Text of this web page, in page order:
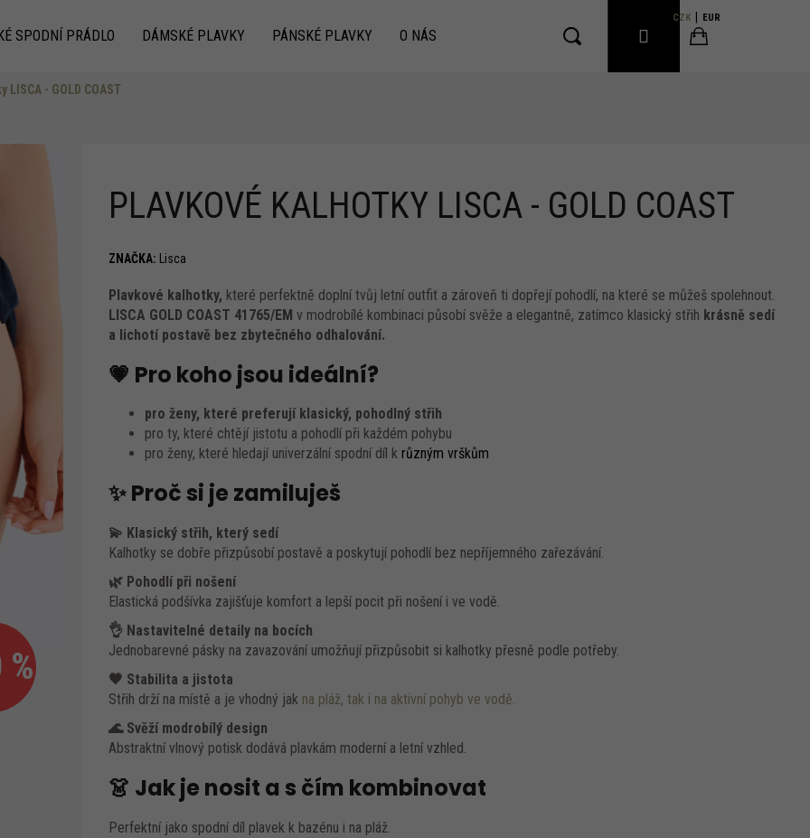
SPODNÍ PRÁDLO DÁMSKÉ PLAVKY PÁNSKÉ PLAVKY O NÁS
CZK EUR
PŘIHLÁŠENÍ
- GOLD COAST
PLAVKOVÉ KALHOTKY LISCA - GOLD COAST
ZNAČKA: Lisca
Plavkové kalhotky, které perfektně doplní tvůj letní outfit a zároveň ti dopřejí pohodlí, na které se můžeš spolehnout.
LISCA GOLD COAST 41765/EM v modrobílé kombinaci působí svěže a elegantně, zatímco klasický střih krásně sedí
a lichotí postavě bez zbytečného odhalování.
💗 Pro koho jsou ideální?
pro ženy, které preferují klasický, pohodlný střih
pro ty, které chtějí jistotu a pohodlí při každém pohybu
pro ženy, které hledají univerzální spodní díl k různým vrškům
✨ Proč si je zamiluješ
💫 Klasický střih, který sedí
Kalhotky se dobře přizpůsobí postavě a poskytují pohodlí bez nepříjemného zařezávání.
🌿 Pohodlí při nošení
Elastická podšívka zajišťuje komfort a lepší pocit při nošení i ve vodě.
👌 Nastavitelné detaily na bocích
Jednobarevné pásky na zavazování umožňují přizpůsobit si kalhotky přesně podle potřeby.
🖤 Stabilita a jistota
Střih drží na místě a je vhodný jak na pláž, tak i na aktivní pohyb ve vodě.
🌊 Svěží modrobílý design
Abstraktní vlnový potisk dodává plavkám moderní a letní vzhled.
👗 Jak je nosit a s čím kombinovat
Perfektní jako spodní díl plavek k bazénu i na pláž.
Doporučujeme